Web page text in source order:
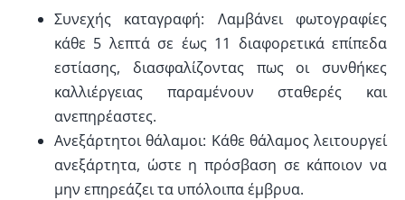
Συνεχής καταγραφή: Λαμβάνει φωτογραφίες
κάθε 5 λεπτά σε έως 11 διαφορετικά επίπεδα
εστίασης, διασφαλίζοντας πως οι συνθήκες
καλλιέργειας παραμένουν σταθερές και
ανεπηρέαστες.
Ανεξάρτητοι θάλαμοι: Κάθε θάλαμος λειτουργεί
ανεξάρτητα, ώστε η πρόσβαση σε κάποιον να
μην επηρεάζει τα υπόλοιπα έμβρυα.